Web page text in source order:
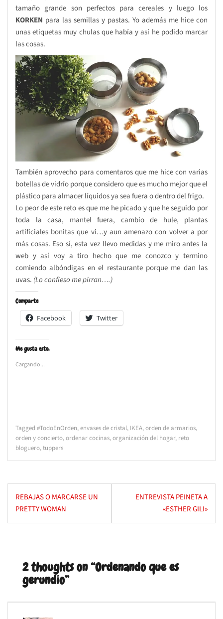
tamaño grande son perfectos para cereales y luego los
KORKEN para las semillas y pastas. Yo además me hice con
unas etiquetas muy chulas que había y así he podido marcar
las cosas.
También aprovecho para comentaros que me hice con varias
botellas de vidrío porque considero que es mucho mejor que el
plástico para almacer líquidos ya sea fuera o dentro del frigo.
Lo peor de este reto es que me he picado y que he seguido por
toda la casa, mantel fuera, cambio de hule, plantas
artificiales bonitas que vi…y aun amenazo con volver a por
más cosas. Eso sí, esta vez llevo medidas y me miro antes la
web y así voy a tiro hecho que me conozco y termino
comiendo albóndigas en el restaurante porque me dan las
uvas. (Lo confieso me pirran….)
Comparte
Facebook Twitter
Me gusta esto:
Cargando...
Tagged #TodoEnOrden,envases de cristal, IKEA,orden de armarios,
orden y concierto,ordenar cocinas,organización del hogar, reto
bloguero,tuppers
Navegación
de
entradas
REBAJAS O MARCARSE UN
PRETTY WOMAN
ENTREVISTA PEINETA A
«ESTHER GILI»
2 thoughts on “Ordenando que es
gerundio”